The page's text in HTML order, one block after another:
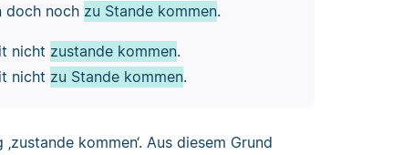
doch noch zu Stande kommen.
nicht zustande kommen.
nicht zu Stande kommen.
kommen‘. Aus diesem Grund